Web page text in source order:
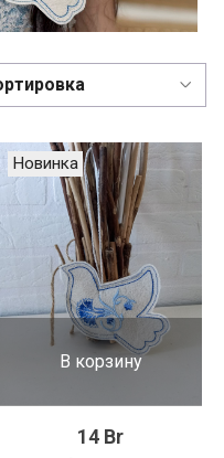
В корзину
Новинка
14 Br